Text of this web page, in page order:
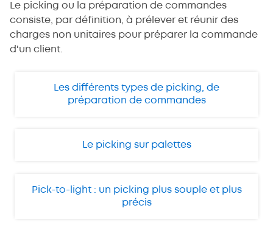
Le picking ou la préparation de commandes
consiste, par définition, à prélever et réunir des
charges non unitaires pour préparer la commande
d'un client.
Les différents types de picking, de
préparation de commandes
Le picking sur palettes
Pick-to-light : un picking plus souple et plus
précis